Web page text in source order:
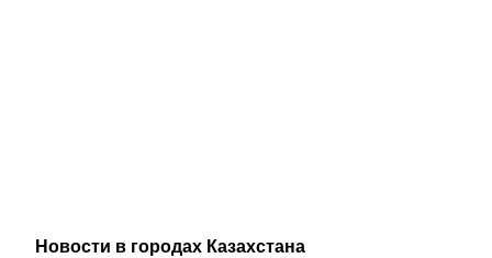
Новости в городах Казахстана